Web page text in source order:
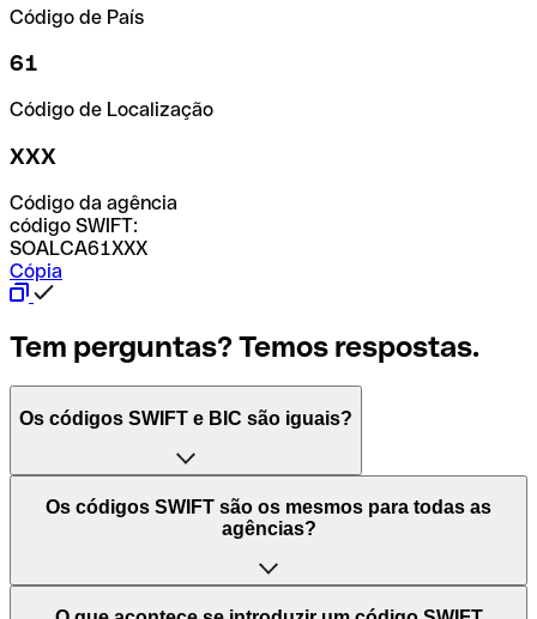
Código de País
61
Código de Localização
XXX
Código da agência
código SWIFT:
SOALCA61XXX
Cópia
Tem perguntas? Temos respostas.
Os códigos SWIFT e BIC são iguais?
O acrónimo SWIFT significa "Society for Worldwide
Interbank Financial Telecommunication (Sociedade para
Mundiais)". Trata-se de uma rede mundial onde se
processam pagamentos entre países. Por outro lado, BIC
Os códigos SWIFT são os mesmos para todas as
agências?